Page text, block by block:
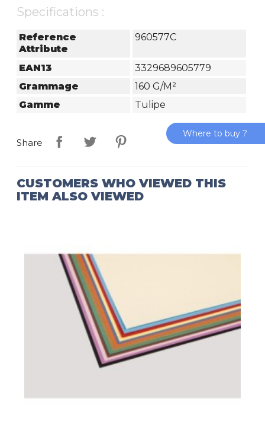
Specifications :
Reference
Attribute
960577C
EAN13
3329689605779
Grammage
160 G/m²
Gamme
Tulipe
Share
CUSTOMERS WHO VIEWED THIS
ITEM ALSO VIEWED
Where to buy ?